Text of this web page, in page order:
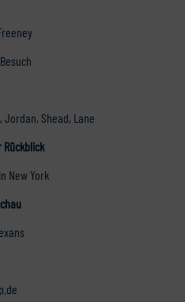
Jordan, Shead, Lane
Rückblick
New York